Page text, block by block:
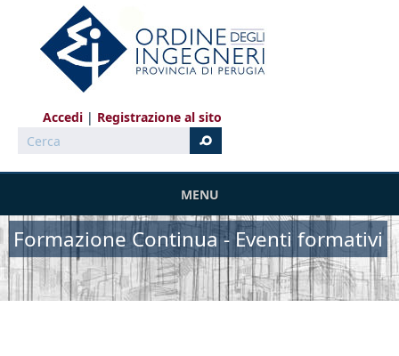
Salta al contenuto principale
Accedi
Registrazione al sito
Cerca
MENU
Formazione Continua - Eventi formativi